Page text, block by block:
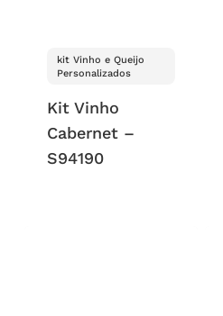
kit Vinho e Queijo
Personalizados
Kit Vinho
Cabernet –
S94190